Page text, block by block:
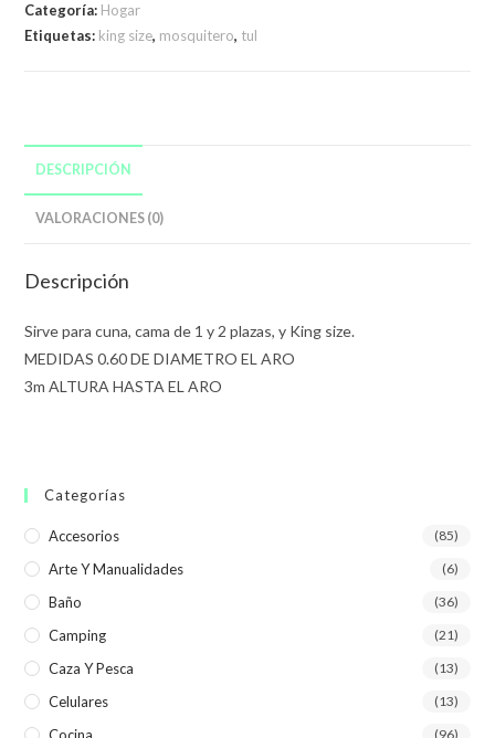
Categoría: Hogar
Etiquetas: king size, mosquitero, tul
DESCRIPCIÓN
VALORACIONES (0)
Descripción
Sirve para cuna, cama de 1 y 2 plazas, y King size.
MEDIDAS 0.60 DE DIAMETRO EL ARO
3m ALTURA HASTA EL ARO
Categorías
Accesorios (85)
Arte Y Manualidades (6)
Baño (36)
Camping (21)
Caza Y Pesca (13)
Celulares (13)
(96)